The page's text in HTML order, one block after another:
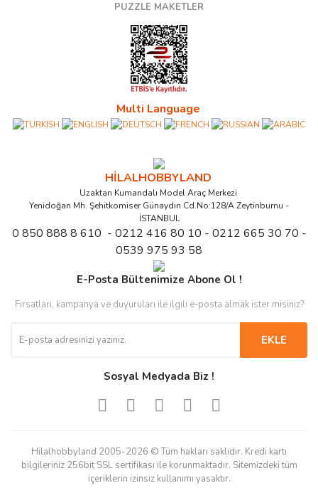
PUZZLE MAKETLER
Multi Language
HİLALHOBBYLAND
Uzaktan Kumandalı Model Araç Merkezi
Yenidoğan Mh. Şehitkomiser Günaydın Cd.No:128/A Zeytinburnu -
İSTANBUL
0 850 888 8 610 - 0212 416 80 10 - 0212 665 30 70 -
0539 975 93 58
E-Posta Bültenimize Abone Ol !
Fırsatları, kampanya ve duyuruları ile ilgili e-posta almak ister misiniz?
EKLE
Sosyal Medyada Biz !
Hilalhobbyland 2005-2026 © Tüm hakları saklıdır. Kredi kartı
bilgileriniz 256bit SSL sertifikası ile korunmaktadır. Sitemizdeki tüm
içeriklerin izinsiz kullanımı yasaktır.